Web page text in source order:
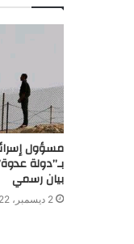
مسؤول
بـ”دولة
بيان رسمي
2 ديسمبر، 2022